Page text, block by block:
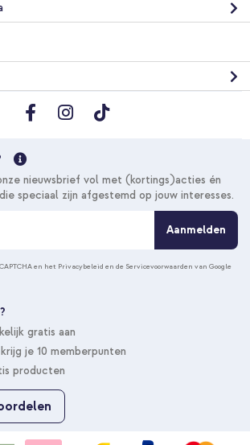
nieuwsbrief vol met (kortings)acties én
speciaal zijn afgestemd op jouw interesses.
Aanmelden
en het Privacybeleid en de Servicevoorwaarden van Google
gratis aan
je 10 memberpunten
producten